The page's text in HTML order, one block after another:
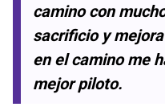
camino con
sacrificio y
en el camino me
mejor piloto.